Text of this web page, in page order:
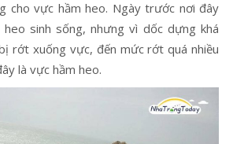
cho vực hầm heo. Ngày trước nơi đây
sinh sống, nhưng vì dốc dựng khá
rớt xuống vực, đến mức rớt quá nhiều
là vực hầm heo.